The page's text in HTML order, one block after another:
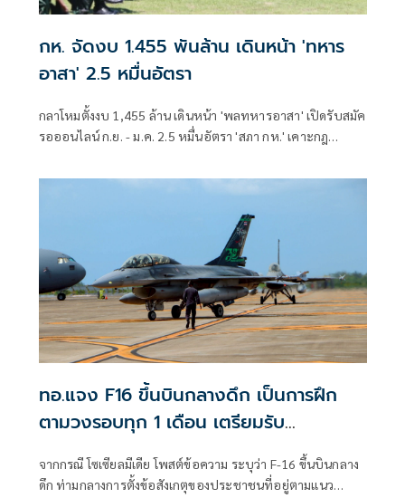
กห. จัดงบ 1.455 พันล้าน เดินหน้า 'ทหาร
อาสา' 2.5 หมื่นอัตรา
กลาโหมตั้งงบ 1,455 ล้าน เดินหน้า 'พลทหารอาสา' เปิดรับสมัค
รอออนไลน์ ก.ย. - ม.ค. 2.5 หมื่นอัตรา 'สภา กห.' เคาะกฎ
ทอ.แจง F16 ขึ้นบินกลางดึก เป็นการฝึก
ตามวงรอบทุก 1 เดือน เตรียมรับ
จากกรณี โซเซียลมีเดีย โพสต์ข้อความ ระบุว่า F-16 ขึ้นบินกลาง
ดึก ท่ามกลางการตั้งข้อสังเกตุของประชาชนที่อยู่ตามแนว